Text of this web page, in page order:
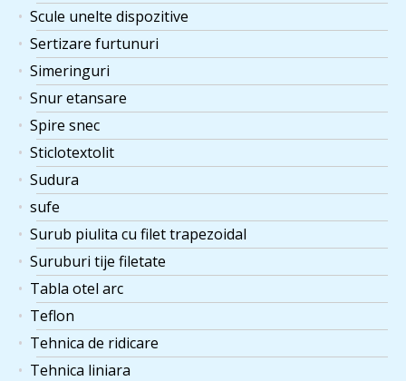
Scule unelte dispozitive
Sertizare furtunuri
Simeringuri
Snur etansare
Spire snec
Sticlotextolit
Sudura
sufe
Surub piulita cu filet trapezoidal
Suruburi tije filetate
Tabla otel arc
Teflon
Tehnica de ridicare
Tehnica liniara